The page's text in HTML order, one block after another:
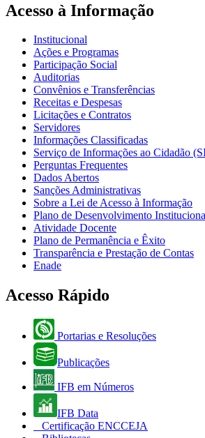
Acesso à Informação
Institucional
Ações e Programas
Participação Social
Auditorias
Convênios e Transferências
Receitas e Despesas
Licitações e Contratos
Servidores
Informações Classificadas
Serviço de Informações ao Cidadão
Perguntas Frequentes
Dados Abertos
Sanções Administrativas
Sobre a Lei de Acesso à Informação
Plano de Desenvolvimento
Atividade Docente
Plano de Permanência e Êxito
Transparência e Prestação de Contas
Enade
Acesso Rápido
Portarias e Resoluções
Publicações
IFB em Números
IFB Data
Certificação ENCCEJA